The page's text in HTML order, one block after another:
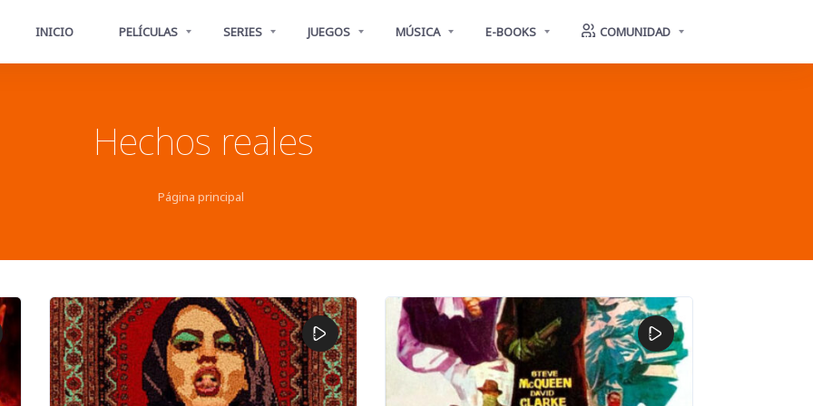
INICIO PELÍCULAS SERIES JUEGOS MÚSICA E-BOOKS COMUNIDAD
Hechos reales
Página principal